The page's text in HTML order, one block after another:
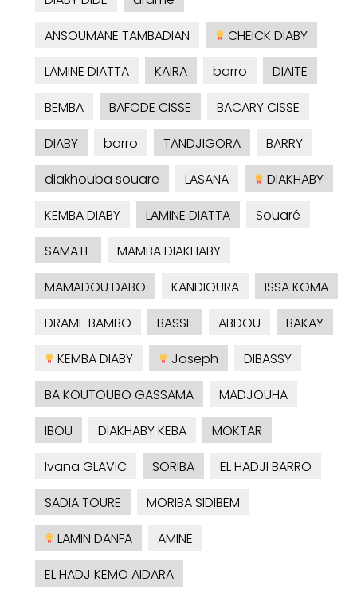
ANSOUMANE TAMBADIAN
CHEICK DIABY
LAMINE DIATTA
KAIRA barro
DIAITE
BEMBA
BAFODE CISSE
BACARY CISSE
DIABY
barro TANDJIGORA
BARRY
diakhouba souare
LASANA
DIAKHABY
KEMBA DIABY
LAMINE DIATTA
Souaré
SAMATE
MAMBA DIAKHABY
MAMADOU DABO
KANDIOURA
ISSA KOMA
DRAME BAMBO
BASSE ABDOU
BAKAY
KEMBA DIABY
Joseph
DIBASSY
BA KOUTOUBO GASSAMA
MADJOUHA
IBOU
DIAKHABY KEBA
MOKTAR
Ivana GLAVIC
SORIBA
EL HADJI BARRO
SADIA TOURE
MORIBA SIDIBEM
LAMIN DANFA
AMINE
EL HADJ KEMO AIDARA